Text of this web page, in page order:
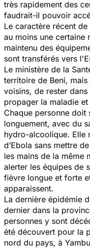
très rapidement des
faudrait-il pouvoir
Le caractère récent
au moins une certaine
maintenu des
sont transférés vers
Le ministère de la
territoire de Beni,
voisins, de rester
propager la maladie
Chaque personne doit
longuement, avec du
hydro-alcoolique. Elle
d’Ebola sans mettre
les mains de la même
alerter les équipes de
fièvre longue et forte
apparaissent.
La dernière épidémie
dernier dans la
personnes y sont
été découvert pour la
nord du pays, à